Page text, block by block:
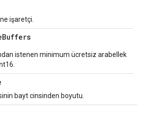
işaretçi.
Buffers
istenen minimum ücretsiz arabellek
bayt cinsinden boyutu.